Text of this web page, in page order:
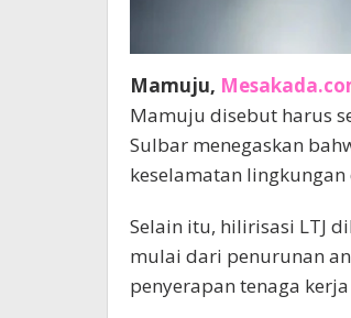
Mamuju,
Mamuju disebut harus
Sulbar menegaskan
keselamatan
Selain itu, hilirisasi LTJ
mulai dari penurunan
penyerapan tenaga